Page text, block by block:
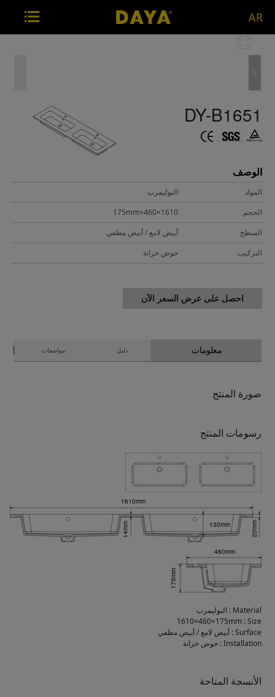
AR
DY-B1651
الوصف
المواد
البوليمرب
الحجم
1610×460×175mm
السطح
أبيض لامع / أبيض مطفي
التركيب
حوض خزانة
احصل على عرض السعر الآن
معلومات دليل مواصفات
صورة المنتج
رسومات المنتج
Material
: البوليمرب
Size
:
1610×460×175mm
Surface
: أبيض لامع / أبيض مطفي
Installation
: حوض خزانة
الأنسجة المتاحة